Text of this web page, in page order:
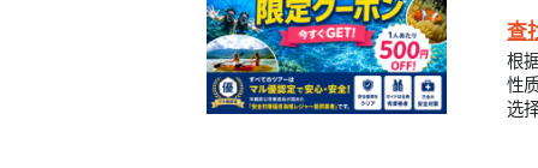
查
根
性
选